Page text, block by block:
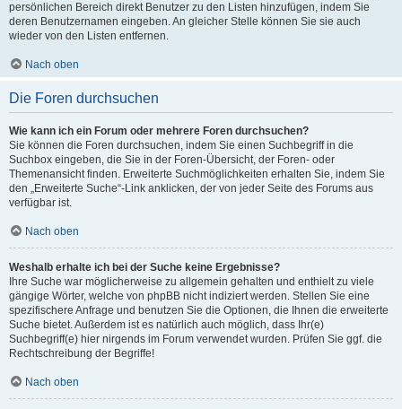
persönlichen Bereich direkt Benutzer zu den Listen hinzufügen, indem Sie
deren Benutzernamen eingeben. An gleicher Stelle können Sie sie auch
wieder von den Listen entfernen.
Nach oben
Die Foren durchsuchen
Wie kann ich ein Forum oder mehrere Foren durchsuchen?
Sie können die Foren durchsuchen, indem Sie einen Suchbegriff in die
Suchbox eingeben, die Sie in der Foren-Übersicht, der Foren- oder
Themenansicht finden. Erweiterte Suchmöglichkeiten erhalten Sie, indem Sie
den „Erweiterte Suche“-Link anklicken, der von jeder Seite des Forums aus
verfügbar ist.
Nach oben
Weshalb erhalte ich bei der Suche keine Ergebnisse?
Ihre Suche war möglicherweise zu allgemein gehalten und enthielt zu viele
gängige Wörter, welche von phpBB nicht indiziert werden. Stellen Sie eine
spezifischere Anfrage und benutzen Sie die Optionen, die Ihnen die erweiterte
Suche bietet. Außerdem ist es natürlich auch möglich, dass Ihr(e)
Suchbegriff(e) hier nirgends im Forum verwendet wurden. Prüfen Sie ggf. die
Rechtschreibung der Begriffe!
Nach oben